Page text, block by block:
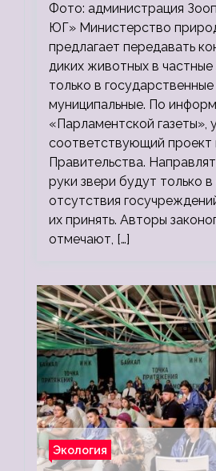
Фото: администрация
ЮГ» Министерство
предлагает передавать
диких животных в частные
только в государственные
муниципальные. По
«Парламентской газеты»,
соответствующий проект
Правительства.
руки звери будут только в
отсутствия
их принять. Авторы
отмечают, […]
Экология